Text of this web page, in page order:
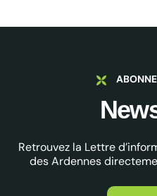
Retrouvez la Lettre
des Ardennes